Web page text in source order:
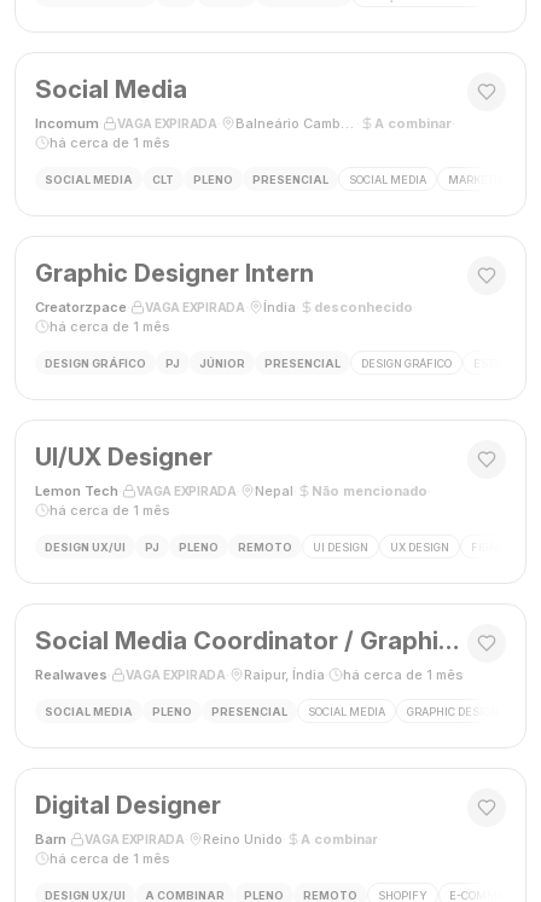
Social Media
Incomum VAGA EXPIRADA Balneário Camboriú, SC A combinar·
há cerca de 1 mês
SOCIAL MEDIA CLT PLENO PRESENCIAL SOCIAL MEDIA MARKETING
Graphic Designer Intern
Creatorzpace VAGA EXPIRADA Índia desconhecido
há cerca de 1 mês
DESIGN GRÁFICO PJ JÚNIOR PRESENCIAL DESIGN GRÁFICO ESTÁGIO
UI/UX Designer
Lemon Tech VAGA EXPIRADA Nepal Não mencionado
há cerca de 1 mês
DESIGN UX/UI PJ PLENO REMOTO UI DESIGN UX DESIGN FIGMA
Social Media Coordinator / Graphic Designer
Realwaves VAGA EXPIRADA Raipur, Índia há cerca de 1 mês
SOCIAL MEDIA PLENO PRESENCIAL SOCIAL MEDIA GRAPHIC DESIGN
Digital Designer
Barn VAGA EXPIRADA Reino Unido A combinar·
há cerca de 1 mês
DESIGN UX/UI A COMBINAR PLENO REMOTO SHOPIFY E-COMMERCE